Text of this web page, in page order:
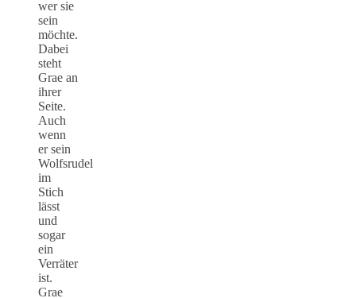
wer sie
sein
möchte.
Dabei
steht
Grae an
ihrer
Seite.
Auch
wenn
er sein
Wolfsrudel
im
Stich
lässt
und
sogar
ein
Verräter
ist.
Grae